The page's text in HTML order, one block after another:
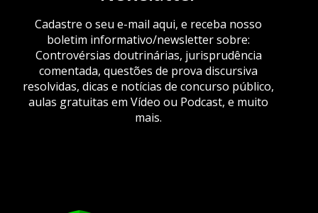
Cadastre o seu e-mail aqui, e receba nosso
boletim informativo/newsletter sobre:
Controvérsias doutrinárias, jurisprudência
comentada, questões de prova discursiva
resolvidas, dicas e notícias de concurso público,
aulas gratuitas em Vídeo ou Podcast, e muito
mais.